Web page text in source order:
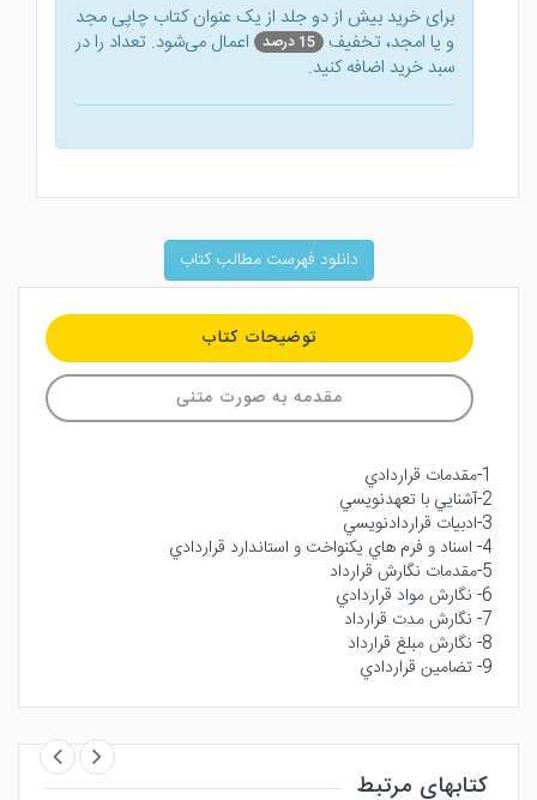
برای خرید بیش از دو جلد از یک عنوان کتاب‌ چاپی مجد
و یا امجد، تخفیف 15 درصد
اعمال می‌شود. تعداد را در
سبد خرید اضافه کنید.
دانلود فهرست مطالب کتاب
توضیحات کتاب
مقدمه به صورت متنی
1-مقدمات قراردادي
2-آشنايي با تعهدنويسي
3-ادبيات قراردادنويسي
4- اسناد و فرم هاي يكنواخت و استاندارد قراردادي
5-مقدمات نگارش قرارداد
6- نگارش مواد قراردادي
7- نگارش مدت قرارداد
8- نگارش مبلغ قرارداد
9- تضامين قراردادي
کتابهای مرتبط